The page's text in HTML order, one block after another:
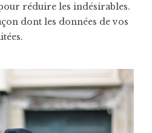
réduire les indésirables.
dont les données de vos
.